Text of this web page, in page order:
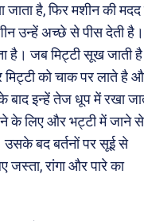
है, फिर मशीन की
उन्हें अच्छे से पीस देती है।
है। जब मिट्टी सूख जाती है
को चाक पर लाते है
इन्हें तेज धूप में रखा
के लिए और भट्टी में जाने से
बद बर्तनों पर सूई से
रांगा और पारे का